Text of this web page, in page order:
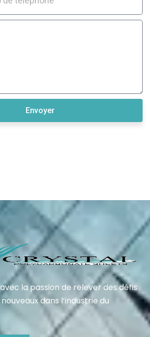
Envoyer
la passion de relever des défis
dans l’industrie du